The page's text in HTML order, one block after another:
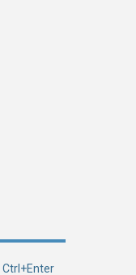
Ctrl+Enter